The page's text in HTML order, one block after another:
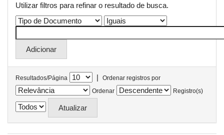
Utilizar filtros para refinar o resultado de busca.
Resultados/Página |
Ordenar registros por
Ordenar
Registro(s)